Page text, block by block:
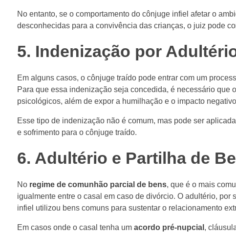
No entanto, se o comportamento do cônjuge infiel afetar o
desconhecidas para a convivência das crianças, o juiz pode
5. Indenização por
Em alguns casos, o cônjuge traído pode entrar com um
Para que essa indenização seja concedida, é necessário
psicológicos, além de expor a humilhação e o impacto
Esse tipo de indenização não é comum, mas pode ser
e sofrimento para o cônjuge traído.
6. Adultério e Partilha de
No regime de comunhão parcial de bens, que é o mais
igualmente entre o casal em caso de divórcio. O adultério,
infiel utilizou bens comuns para sustentar o relacionamento
Em casos onde o casal tenha um acordo pré-nupcial ,